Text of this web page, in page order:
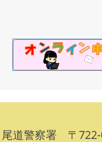
尾道警察署 〒